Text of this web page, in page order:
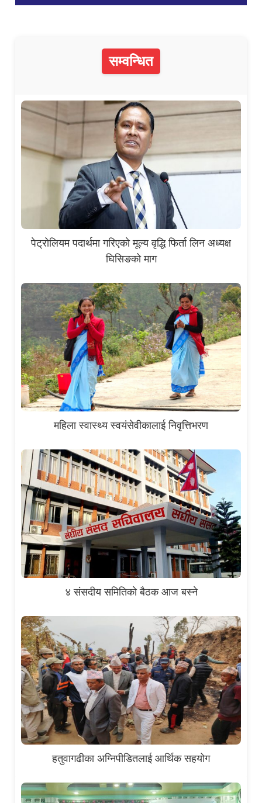
सम्वन्धित
पेट्रोलियम पदार्थमा गरिएको मूल्य वृद्धि फिर्ता लिन अध्यक्ष
घिसिङको माग
महिला स्वास्थ्य स्वयंसेवीकालाई निवृत्तिभरण
४ संसदीय समितिको बैठक आज बस्ने
हतुवागढीका अग्निपीडितलाई आर्थिक सहयोग